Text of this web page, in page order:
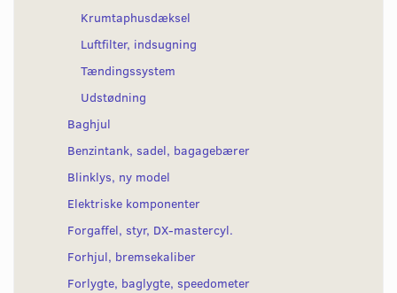
Krumtaphusdæksel
Luftfilter, indsugning
Tændingssystem
Udstødning
Baghjul
Benzintank, sadel, bagagebærer
Blinklys, ny model
Elektriske komponenter
Forgaffel, styr, DX-mastercyl.
Forhjul, bremsekaliber
Forlygte, baglygte, speedometer